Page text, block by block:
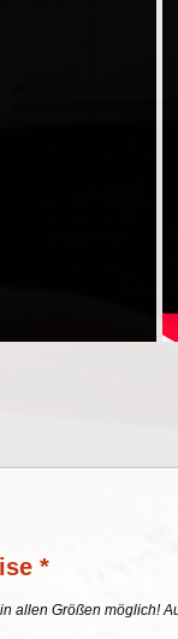
*
allen Größen möglich!